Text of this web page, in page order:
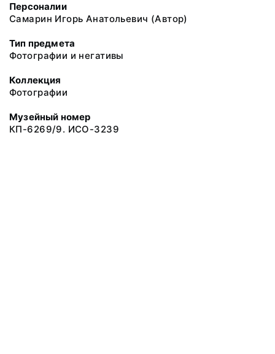
Персоналии
Самарин Игорь Анатольевич (Автор)
Тип предмета
Фотографии и негативы
Коллекция
Фотографии
Музейный номер
КП-6269/9. ИСО-3239